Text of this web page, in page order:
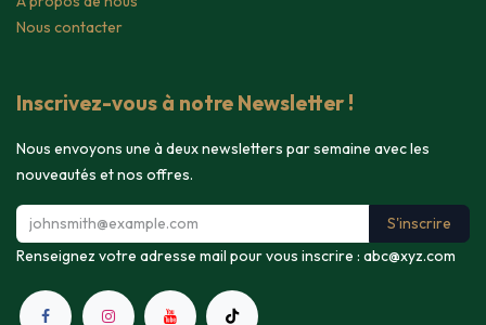
Nous contacter
Inscrivez-vous à notre Newsletter !
Nous envoyons une à deux newsletters par semaine avec les
nouveautés et nos offres.
S'inscrire
Renseignez votre adresse mail pour vous inscrire : abc@xyz.com